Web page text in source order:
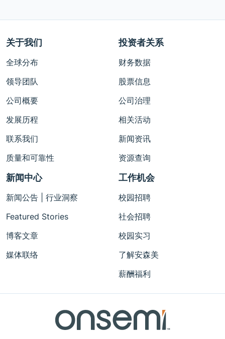
关于我们
全球分布
领导团队
公司概要
发展历程
联系我们
质量和可靠性
投资者关系
财务数据
股票信息
公司治理
相关活动
新闻资讯
资源查询
新闻中心
新闻公告 | 行业洞察
Featured Stories
博客文章
媒体联络
工作机会
校园招聘
社会招聘
校园实习
了解安森美
薪酬福利